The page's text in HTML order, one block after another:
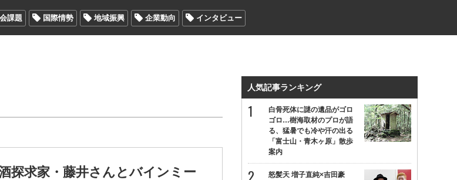
課題 国際情勢 地域振興 企業動向 インタビュー
探求家・藤井さんとバインミー
人気記事ランキング
白骨死体に謎の遺品がゴロ
ゴロ…樹海取材のプロが語
る、猛暑でも冷や汗の出る
「富士山・青木ヶ原」散歩
案内
怒髪天 増子直純×吉田豪